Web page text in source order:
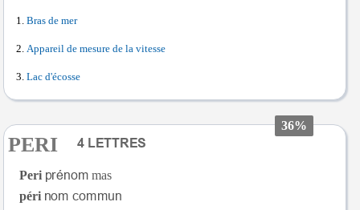
Bras de mer
Appareil de mesure de la vitesse
Lac d'écosse
36%
PERI
Peri
mas
péri